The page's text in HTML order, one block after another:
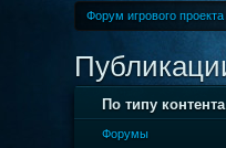
Форум игрового
По типу контента
Форумы